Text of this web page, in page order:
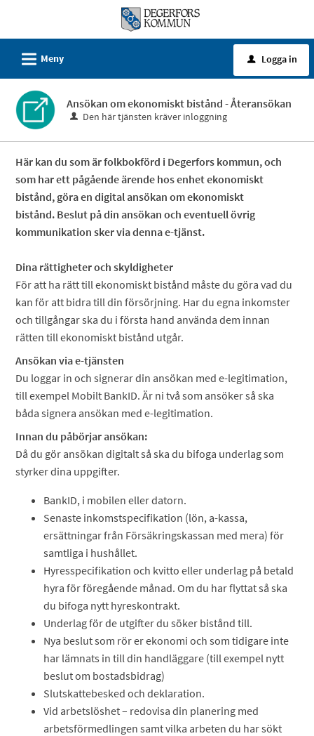
tjänster
Degerfors
kommun
L Meny u Logga in
Ansökan om ekonomiskt bistånd - Återansökan
Den här tjänsten kräver inloggning
Här kan du som är folkbokförd i Degerfors kommun, och
som har ett pågående ärende hos enhet ekonomiskt
bistånd, göra en digital ansökan om ekonomiskt
bistånd. Beslut på din ansökan och eventuell övrig
kommunikation sker via denna e-tjänst.
Dina rättigheter och skyldigheter
För att ha rätt till ekonomiskt bistånd måste du göra vad du
kan för att bidra till din försörjning. Har du egna inkomster
och tillgångar ska du i första hand använda dem innan
rätten till ekonomiskt bistånd utgår.
Ansökan via e-tjänsten
Du loggar in och signerar din ansökan med e-legitimation,
till exempel Mobilt BankID. Är ni två som ansöker så ska
båda signera ansökan med e-legitimation.
Innan du påbörjar ansökan:
Då du gör ansökan digitalt så ska du bifoga underlag som
styrker dina uppgifter.
BankID, i mobilen eller datorn.
Senaste inkomstspecifikation (lön, a-kassa,
ersättningar från Försäkringskassan med mera) för
samtliga i hushållet.
Hyresspecifikation och kvitto eller underlag på betald
hyra för föregående månad. Om du har flyttat så ska
du bifoga nytt hyreskontrakt.
Underlag för de utgifter du söker bistånd till.
Nya beslut som rör er ekonomi och som tidigare inte
har lämnats in till din handläggare (till exempel nytt
beslut om bostadsbidrag)
Slutskattebesked och deklaration.
Vid arbetslöshet – redovisa din planering med
arbetsförmedlingen samt vilka arbeten du har sökt